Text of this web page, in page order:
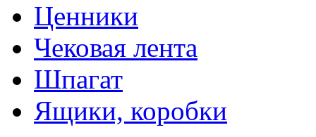
Ценники
Чековая лента
Шпагат
Ящики, коробки